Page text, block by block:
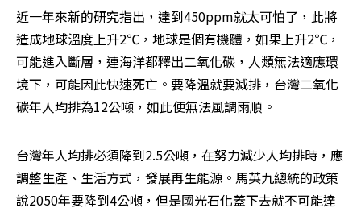
近一年來新的研究指出，達到450ppm就太可怕了，此將
造成地球溫度上升2℃，地球是個有機體，如果上升2℃，
可能進入斷層，連海洋都釋出二氧化碳，人類無法適應環
境下，可能因此快速死亡。要降溫就要減排，台灣二氧化
碳年人均排為12公噸，如此便無法風調雨順。
台灣年人均排必須降到2.5公噸，在努力減少人均排時，應
調整生產、生活方式，發展再生能源。馬英九總統的政策
說2050年要降到4公噸，但是國光石化蓋下去就不可能達